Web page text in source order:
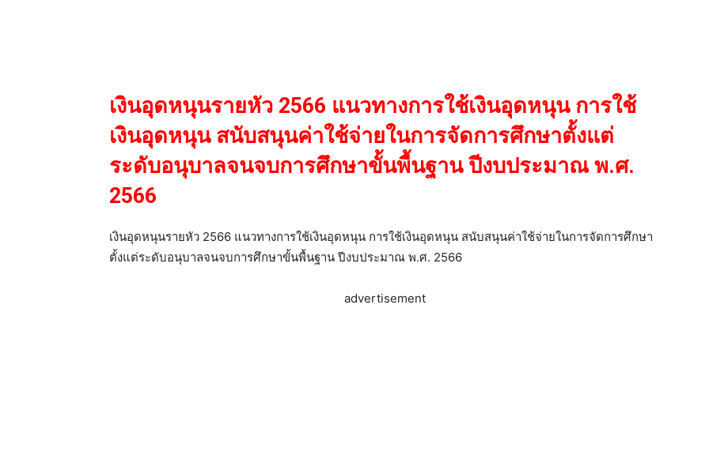
เงินอุดหนุนรายหัว 2566 แนวทางการใช้เงินอุดหนุน การใช้
เงินอุดหนุน สนับสนุนค่าใช้จ่ายในการจัดการศึกษาตั้งแต่
ระดับอนุบาลจนจบการศึกษาขั้นพื้นฐาน ปีงบประมาณ พ.ศ.
2566
เงินอุดหนุนรายหัว 2566 แนวทางการใช้เงินอุดหนุน การใช้เงินอุดหนุน สนับสนุนค่าใช้จ่ายในการจัดการศึกษา
ตั้งแต่ระดับอนุบาลจนจบการศึกษาขั้นพื้นฐาน ปีงบประมาณ พ.ศ. 2566
advertisement